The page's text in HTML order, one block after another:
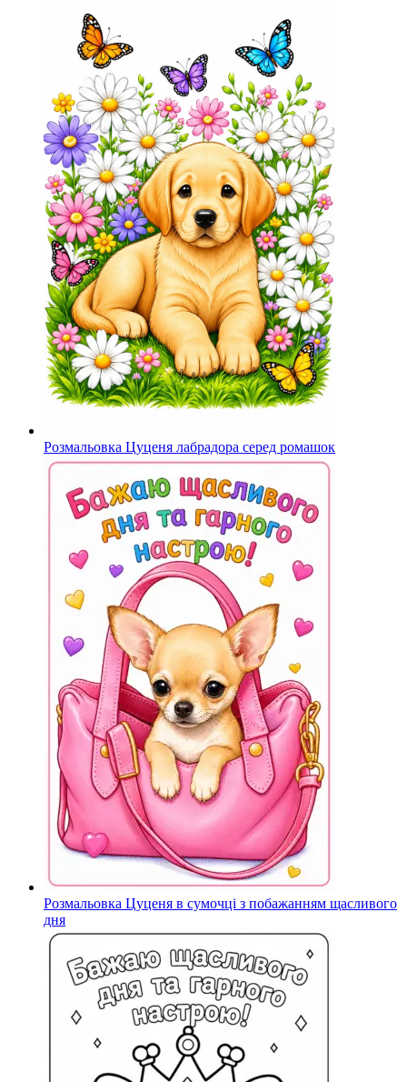
Розмальовка Цуценя лабрадора серед ромашок
Розмальовка Цуценя в сумочці з побажанням щасливого
дня